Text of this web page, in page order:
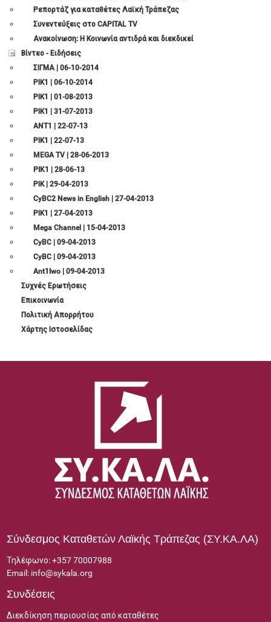
Ρεπορτάζ για καταθέτες Λαϊκή Τράπεζας
Συνεντεύξεις στο CAPITAL TV
Ανακοίνωση: Η Κοινωνία αντιδρά και διεκδικεί
Βίντεο - Ειδήσεις
ΣΙΓΜΑ | 06-10-2014
ΡΙΚ1 | 06-10-2014
ΡΙΚ1 | 01-08-2013
ΡΙΚ1 | 31-07-2013
ANT1 | 22-07-13
ΡΙΚ1 | 22-07-13
MEGA TV | 28-06-2013
PIK1 | 28-06-13
ΡΙΚ | 29-04-2013
CyBC2 News in English | 27-04-2013
ΡΙΚ1 | 27-04-2013
Mega Channel | 15-04-2013
CyBC | 09-04-2013
CyBC | 09-04-2013
Ant1Iwo | 09-04-2013
Συχνές Ερωτήσεις
Επικοινωνία
Πολιτική Απορρήτου
Χάρτης Ιστοσελίδας
Σύνδεσμος Καταθετών Λαϊκής Τράπεζας (ΣΥ.ΚΑ.ΛΑ)
Τηλέφωνο:+357 70007988
Email: info@sykala.org
Συνδέσεις
Διεκδίκηση περιουσίας από καταθέτες